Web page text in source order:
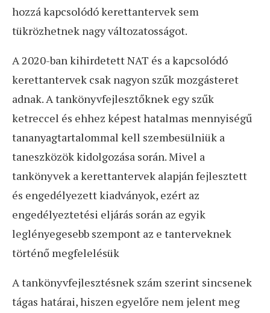
hozzá kapcsolódó kerettantervek sem
tükrözhetnek nagy változatosságot.
A 2020-ban kihirdetett NAT és a kapcsolódó
kerettantervek csak nagyon szűk mozgásteret
adnak. A tankönyvfejlesztőknek egy szűk
ketreccel és ehhez képest hatalmas mennyiségű
tananyagtartalommal kell szembesülniük a
taneszközök kidolgozása során. Mivel a
tankönyvek a kerettantervek alapján fejlesztett
és engedélyezett kiadványok, ezért az
engedélyeztetési eljárás során az egyik
leglényegesebb szempont az e tanterveknek
történő megfelelésük
A tankönyvfejlesztésnek szám szerint sincsenek
tágas határai, hiszen egyelőre nem jelent meg